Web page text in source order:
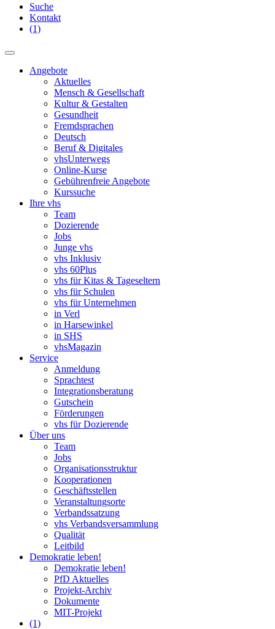
Suche
Kontakt
(1)
Angebote
Aktuelles
Mensch & Gesellschaft
Kultur & Gestalten
Gesundheit
Fremdsprachen
Deutsch
Beruf & Digitales
vhsUnterwegs
Online-Kurse
Gebührenfreie Angebote
Kurssuche
Ihre vhs
Team
Dozierende
Jobs
Junge vhs
vhs Inklusiv
vhs 60Plus
vhs für Kitas & Tageseltern
vhs für Schulen
vhs für Unternehmen
in Verl
in Harsewinkel
in SHS
vhsMagazin
Service
Anmeldung
Sprachtest
Integrationsberatung
Gutschein
Förderungen
vhs für Dozierende
Über uns
Team
Jobs
Organisationsstruktur
Kooperationen
Geschäftsstellen
Veranstaltungsorte
Verbandssatzung
vhs Verbandsversammlung
Qualität
Leitbild
Demokratie leben!
Demokratie leben!
PfD Aktuelles
Projekt-Archiv
Dokumente
MIT-Projekt
(1)